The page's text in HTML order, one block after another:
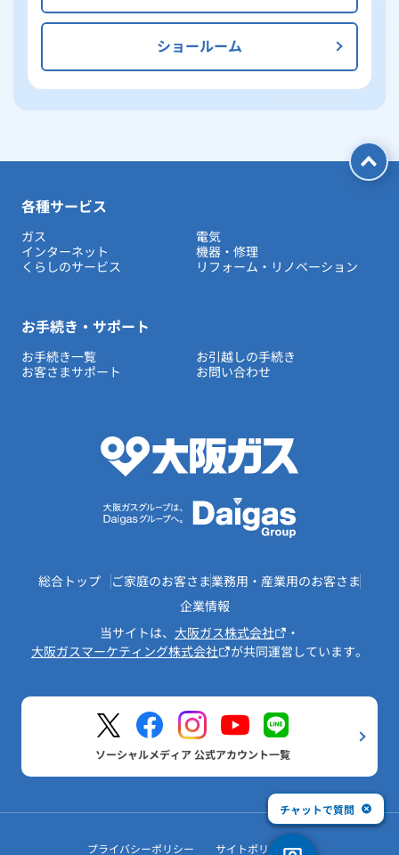
ショールーム
各種サービス
ガス
電気
インターネット
機器・修理
くらしのサービス
リフォーム・リノベーション
お手続き・サポート
お手続き一覧
お引越しの手続き
お客さまサポート
お問い合わせ
総合トップ ご家庭のお客さま業務用・産業用のお客さま
企業情報
当サイトは、 大阪ガス株式会社
・
大阪ガスマーケティング株式会社
が共同運営しています。
ソーシャルメディア 公式アカウント一覧
プライバシーポリシー サイトポリシー
チャットで質問